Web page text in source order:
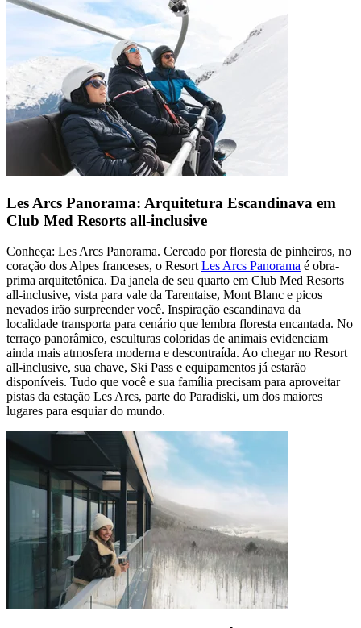
Les Arcs Panorama: Arquitetura Escandinava em
Club Med Resorts all-inclusive
Conheça: Les Arcs Panorama. Cercado por floresta de pinheiros, no
coração dos Alpes franceses, o Resort Les Arcs Panorama é obra-
prima arquitetônica. Da janela de seu quarto em Club Med Resorts
all-inclusive, vista para vale da Tarentaise, Mont Blanc e picos
nevados irão surpreender você. Inspiração escandinava da
localidade transporta para cenário que lembra floresta encantada. No
terraço panorâmico, esculturas coloridas de animais evidenciam
ainda mais atmosfera moderna e descontraída. Ao chegar no Resort
all-inclusive, sua chave, Ski Pass e equipamentos já estarão
disponíveis. Tudo que você e sua família precisam para aproveitar
pistas da estação Les Arcs, parte do Paradiski, um dos maiores
lugares para esquiar do mundo.